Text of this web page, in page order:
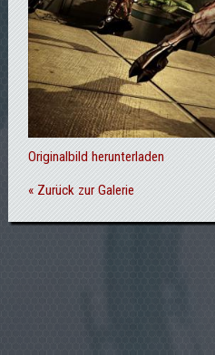
Originalbild herunterladen
« Zurück zur Galerie